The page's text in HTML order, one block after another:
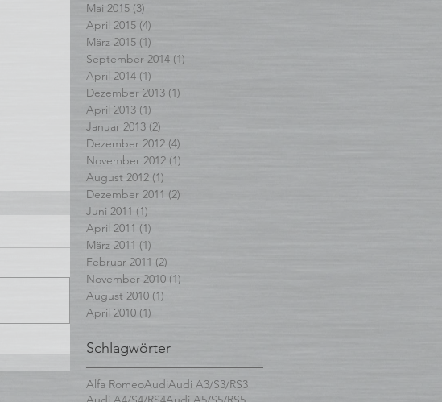
Mai 2015 (3)
April 2015 (4)
März 2015 (1)
September 2014 (1)
April 2014 (1)
Dezember 2013 (1)
April 2013 (1)
Januar 2013 (2)
Dezember 2012 (4)
November 2012 (1)
August 2012 (1)
Dezember 2011 (2)
Juni 2011 (1)
April 2011 (1)
März 2011 (1)
Februar 2011 (2)
November 2010 (1)
August 2010 (1)
April 2010 (1)
Schlagwörter
Alfa RomeoAudiAudi A3/S3/RS3